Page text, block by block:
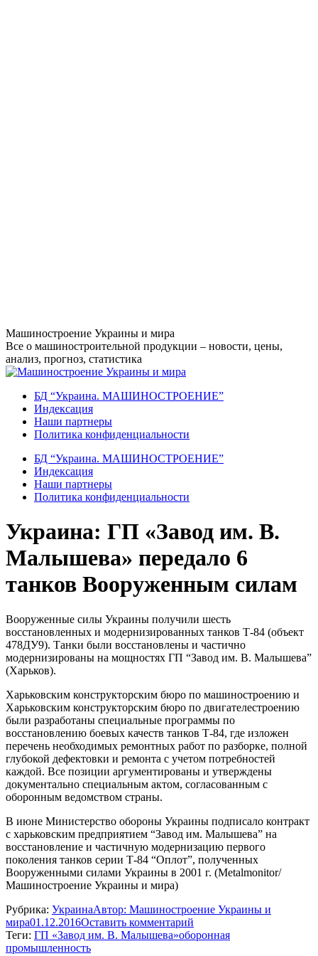
Перейти
к
содержанию
Машиностроение Украины и мира
Все о машиностроительной продукции – новости, цены,
анализ, прогноз, статистика
БД “Украина. МАШИНОСТРОЕНИЕ”
Индекcация
Наши партнеры
Политика конфиденциальности
БД “Украина. МАШИНОСТРОЕНИЕ”
Индекcация
Наши партнеры
Политика конфиденциальности
Украина: ГП «Завод им. В.
Малышева» передало 6
танков Вооруженным силам
Вооруженные силы Украины получили шесть
восстановленных и модернизированных танков Т-84 (объект
478ДУ9). Танки были восстановлены и частично
модернизированы на мощностях ГП “Завод им. В. Малышева”
(Харьков).
Харьковским конструкторским бюро по машиностроению и
Харьковским конструкторским бюро по двигателестроению
были разработаны специальные программы по
восстановлению боевых качеств танков Т-84, где изложен
перечень необходимых ремонтных работ по разборке, полной
глубокой дефектовки и ремонта с учетом потребностей
каждой. Все позиции аргументированы и утверждены
документально специальным актом, согласованным с
оборонным ведомством страны.
В июне Министерство обороны Украины подписало контракт
с харьковским предприятием “Завод им. Малышева” на
восстановление и частичную модернизацию первого
поколения танков серии Т-84 “Оплот”, полученных
Вооруженными силами Украины в 2001 г. (Metalmonitor/
Машиностроение Украины и мира)
Рубрика: УкраинаАвтор: Машиностроение Украины и
мира01.12.2016Оставить комментарий
Теги: ГП «Завод им. В. Малышева»оборонная
промышленность